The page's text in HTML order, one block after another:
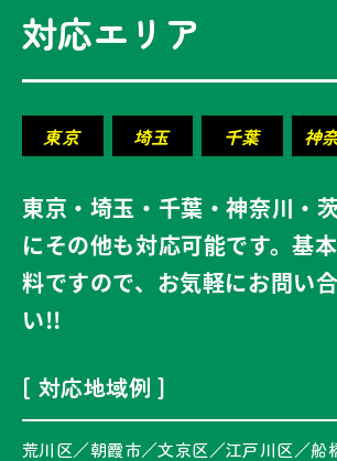
対応エリア
東京 埼玉 千葉 神
東京・埼玉・千葉・神奈川・
にその他も対応可能です。基
料ですので、お気軽にお問い
い!!
[ 対応地域例 ]
荒川区／朝霞市／文京区／江戸川区／船